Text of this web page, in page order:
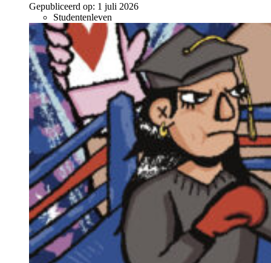
Gepubliceerd op: 1 juli 2026
Studentenleven